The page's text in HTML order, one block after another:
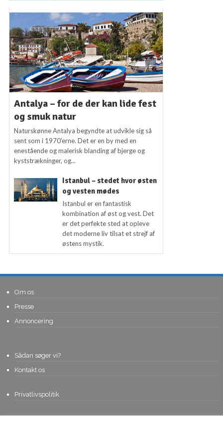
Antalya – for de der kan lide fest
og smuk natur
Naturskønne Antalya begyndte at udvikle sig så
sent som i 1970’erne. Det er en by med en
enestående og malerisk blanding af bjerge og
kyststrækninger, og...
Istanbul – stedet hvor østen
og vesten mødes
Istanbul er en fantastisk
kombination af øst og vest. Det
er det perfekte sted at opleve
det moderne liv tilsat et strejf af
østens mystik.
Om os
Presse
Annoncering
Sådan søger vi?
Kontakt os
Privatlivspolitik